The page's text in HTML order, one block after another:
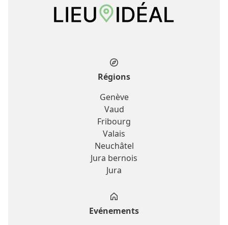
Régions
Genève
Vaud
Fribourg
Valais
Neuchâtel
Jura bernois
Jura
Evénements